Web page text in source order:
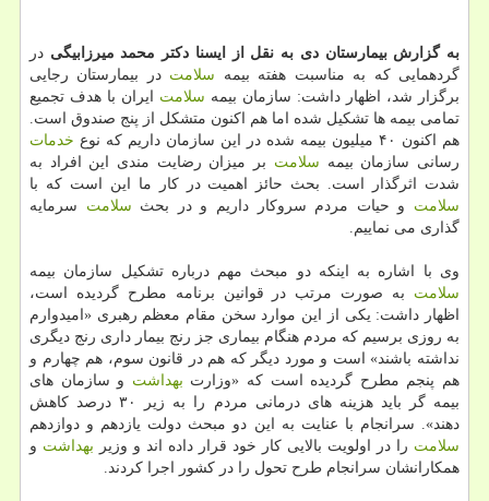
به گزارش بیمارستان دی به نقل از ایسنا دكتر محمد میرزابیگی در
گردهمایی كه به مناسبت هفته بیمه سلامت در بیمارستان رجایی
برگزار شد، اظهار داشت: سازمان بیمه سلامت ایران با هدف تجمیع
تمامی بیمه ها تشكیل شده اما هم اكنون متشكل از پنج صندوق است.
هم اكنون ۴۰ میلیون بیمه شده در این سازمان داریم كه نوع
خدمات
رسانی سازمان بیمه سلامت بر میزان رضایت مندی این افراد به
شدت اثرگذار است. بحث حائز اهمیت در كار ما این است كه با
سلامت و حیات مردم سروكار داریم و در بحث سلامت سرمایه
گذاری می نماییم.
وی با اشاره به اینكه دو مبحث مهم درباره تشكیل سازمان بیمه
سلامت به صورت مرتب در قوانین برنامه مطرح گردیده است،
اظهار داشت: یكی از این موارد سخن مقام معظم رهبری «امیدوارم
به روزی برسیم كه مردم هنگام بیماری جز رنج بیمار داری رنج دیگری
نداشته باشند» است و مورد دیگر كه هم در قانون سوم، هم چهارم و
هم پنجم مطرح گردیده است كه «وزارت بهداشت و سازمان های
بیمه گر باید هزینه های درمانی مردم را به زیر ۳۰ درصد كاهش
دهند». سرانجام با عنایت به این دو مبحث دولت یازدهم و دوازدهم
سلامت را در اولویت بالایی كار خود قرار داده اند و وزیر بهداشت و
همكارانشان سرانجام طرح تحول را در كشور اجرا كردند.